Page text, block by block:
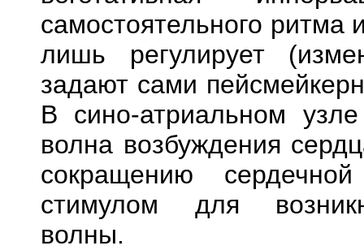
самостоятельного ритма
лишь регулирует
задают сами
В сино-атриальном
волна возбуждения
сокращению
стимулом для
волны.